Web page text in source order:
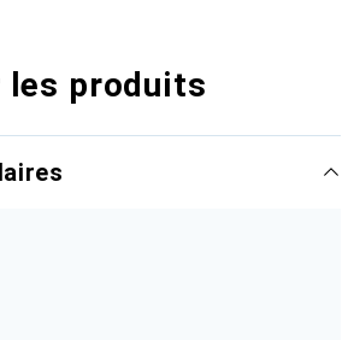
les produits